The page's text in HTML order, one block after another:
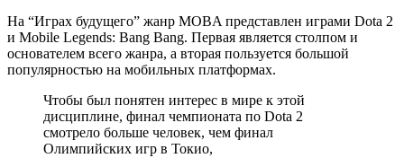
На “Играх будущего” жанр MOBA представлен играми Dota 2
и Mobile Legends: Bang Bang. Первая является столпом и
основателем всего жанра, а вторая пользуется большой
популярностью на мобильных платформах.
Чтобы был понятен интерес в мире к этой
дисциплине, финал чемпионата по Dota 2
смотрело больше человек, чем финал
Олимпийских игр в Токио,